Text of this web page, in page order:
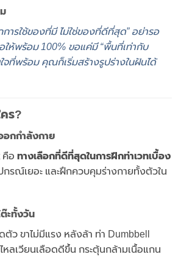
การใช้ของที่มี ไม่ใช่ของที่ดีที่สุด” อย่ารอ
ให้พร้อม 100% ขอแค่มี “พื้นที่เท่ากับ
ใจที่พร้อม คุณก็เริ่มสร้างรูปร่างในฝันได้
คร?
อกกำลังกาย
คือ ทางเลือกที่ดีที่สุดในการฝึกท่าเวทเบื้อง
กรณ์เยอะ และฝึกควบคุมร่างกายทั้งตัวใน
ะทั้งวัน
ว ขาไม่มีแรง หลังล้า ท่า Dumbbell
ไหลเวียนเลือดดีขึ้น กระตุ้นกล้ามเนื้อแกน